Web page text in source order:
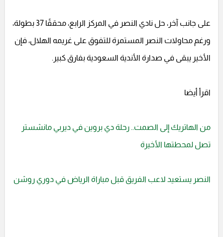
على جانب آخر، حل نادي النصر في المركز الرابع، محققًا 37 بطولة،
ورغم محاولات النصر المستمرة للتفوق على غريمه الهلال، فإن
الأخير يبقى في صدارة الأندية السعودية بفارق كبير.
اقرأ أيضا
من الهاتريك إلى الصمت.. رحلة دي بروين في ديربي مانشستر
تصل لمحطتها الأخيرة
النصر يستعيد لاعب الفريق قبل مباراة الرياض في دوري روشن